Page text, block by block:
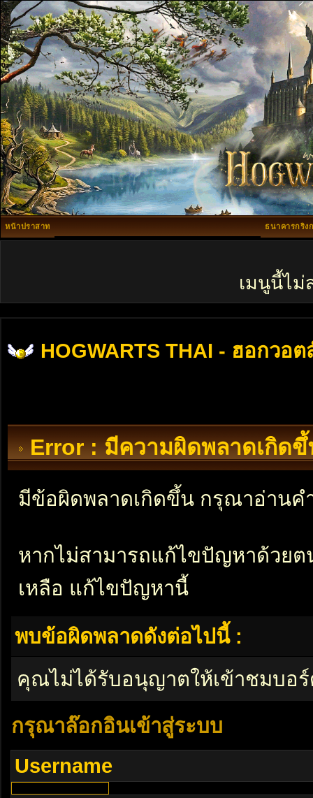
หน้าปราสาท ธนาคารกริง
เมนูนี้ไม่
HOGWARTS THAI - ฮอกวอต
Error : มีความผิดพลาดเกิดขึ้
มีข้อผิดพลาดเกิดขึ้น กรุณาอ่านค
หากไม่สามารถแก้ไขปัญหาด้วย
เหลือ แก้ไขปัญหานี้
พบข้อผิดพลาดดังต่อไปนี้ :
คุณไม่ได้รับอนุญาตให้เข้าชมบอ
กรุณาล๊อกอินเข้าสู่ระบบ
Username